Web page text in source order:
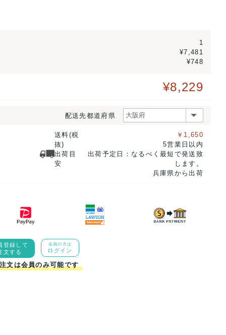
1
¥7,481
¥748
¥8,229
配送先都道府県
送料(税
抜)
出荷目
安
￥1,650
5営業日以内
出荷予定日：なるべく最短で発送致
します。
兵庫県から出荷
登録して
文する
会員の方は
ログイン
文は会員のみ可能です